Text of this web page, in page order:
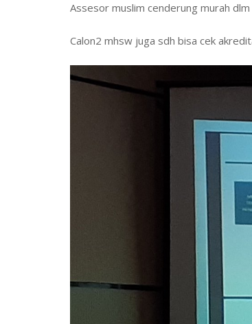
Assesor muslim cenderung murah
Calon2 mhsw juga sdh bisa cek